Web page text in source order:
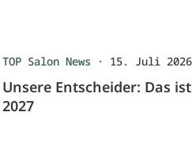
TOP Salon News · 15. Juli 2026
Unsere Entscheider: Das
2027